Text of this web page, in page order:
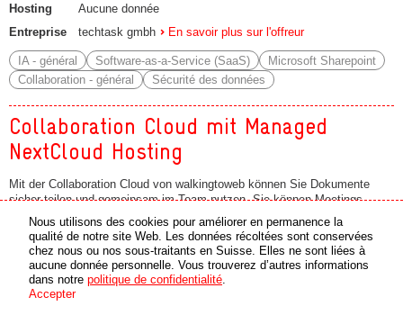
Hosting
Aucune donnée
Entreprise
techtask gmbh En savoir plus sur l'offreur
IA - général Software-as-a-Service (SaaS)
Microsoft Sharepoint
Collaboration - général
Sécurité des données
Collaboration Cloud mit Managed
NextCloud Hosting
Mit der Collaboration Cloud von walkingtoweb können Sie Dokumente
sicher teilen und gemeinsam im Team nutzen. Sie können Meetings
organisieren, Aufgaben planen, Kanban Boards erstellen, eMails und
Kalender integrieren oder mit der NextCloud eine Zeiterfassung nutzen.
Ihre Dokumente sind immer auf jedem Gerät verfügbar und Office
Dokumente lassen sich bei Nutzung von OnlyOffice (Collaboration Cloud
GOLD oder grösser) auch im Browser bearbeiten. Alle Dokumente lassen
sich Ende-zu-Ende verschlüsseln und vor unberechtigten Zugriffen
Nous utilisons des cookies pour améliorer en permanence la
qualité de notre site Web. Les données récoltées sont conservées
chez nous ou nos sous-traitants en Suisse. Elles ne sont liées à
aucune donnée personnelle. Vous trouverez d’autres informations
dans notre politique de confidentialité.
Accepter